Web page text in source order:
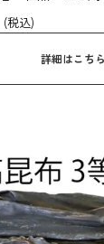
ある食感です。
(税込)
詳細はこちら